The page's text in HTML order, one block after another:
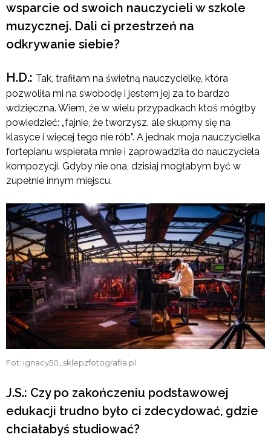
wsparcie od swoich nauczycieli w szkole
muzycznej. Dali ci przestrzeń na
odkrywanie siebie?
H.D.: Tak, trafiłam na świetną nauczycielkę, która
pozwoliła mi na swobodę i jestem jej za to bardzo
wdzięczna. Wiem, że w wielu przypadkach ktoś mógłby
powiedzieć: „fajnie, że tworzysz, ale skupmy się na
klasyce i więcej tego nie rób”. A jednak moja nauczycielka
fortepianu wspierała mnie i zaprowadziła do nauczyciela
kompozycji. Gdyby nie ona, dzisiaj mogłabym być w
zupełnie innym miejscu.
Fot: ignacy50_sklepzfotografia.pl
J.S.: Czy po zakończeniu podstawowej
edukacji trudno było ci zdecydować, gdzie
chciałabyś studiować?